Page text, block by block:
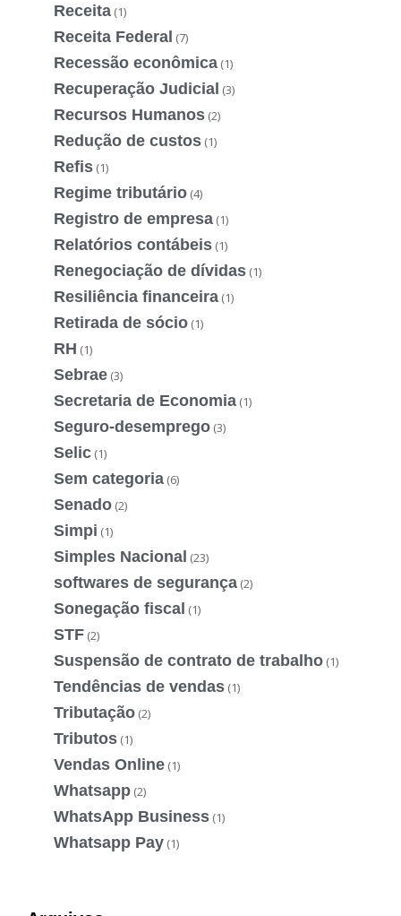
Receita (1)
Receita Federal (7)
Recessão econômica (1)
Recuperação Judicial (3)
Recursos Humanos (2)
Redução de custos (1)
Refis (1)
Regime tributário (4)
Registro de empresa (1)
Relatórios contábeis (1)
Renegociação de dívidas (1)
Resiliência financeira (1)
Retirada de sócio (1)
RH (1)
Sebrae (3)
Secretaria de Economia (1)
Seguro-desemprego (3)
Selic (1)
Sem categoria (6)
Senado (2)
Simpi (1)
Simples Nacional (23)
softwares de segurança (2)
Sonegação fiscal (1)
STF (2)
Suspensão de contrato de trabalho (1)
Tendências de vendas (1)
Tributação (2)
Tributos (1)
Vendas Online (1)
Whatsapp (2)
WhatsApp Business (1)
Whatsapp Pay (1)